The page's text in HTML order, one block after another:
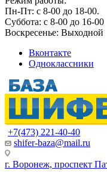
Пн-Пт: с 8-00 до 18-00.
Суббота: с 8-00 до 16-00
Воскресенье: Выходной
Вконтакте
Одноклассники
+7(473) 221-40-40
shifer-baza@mail.ru
г. Воронеж, проспект